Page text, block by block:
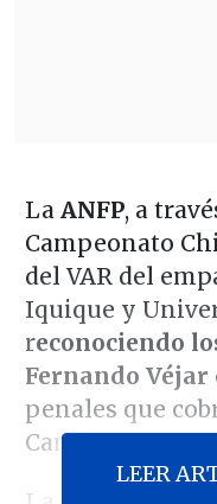
La ANFP, a
Campeonato
del VAR del
Iquique y
reconociendo
Fernando Véjar
penales que
Campeones.
LEER